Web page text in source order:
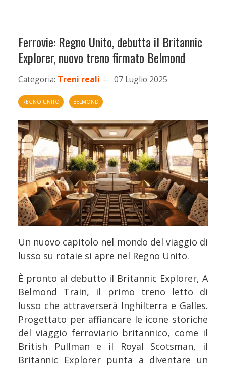
Ferrovie: Regno Unito, debutta il Britannic
Explorer, nuovo treno firmato Belmond
Categoria: Treni reali 07 Luglio 2025
REGNO UNITO BELMOND
Un nuovo capitolo nel mondo del viaggio di
lusso su rotaie si apre nel Regno Unito.
È pronto al debutto il Britannic Explorer, A
Belmond Train, il primo treno letto di
lusso che attraverserà Inghilterra e Galles.
Progettato per affiancare le icone storiche
del viaggio ferroviario britannico, come il
British Pullman e il Royal Scotsman, il
Britannic Explorer punta a diventare un